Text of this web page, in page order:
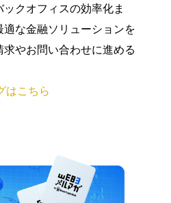
クオフィスの効率化ま
な金融ソリューションを
やお問い合わせに進める
はこちら